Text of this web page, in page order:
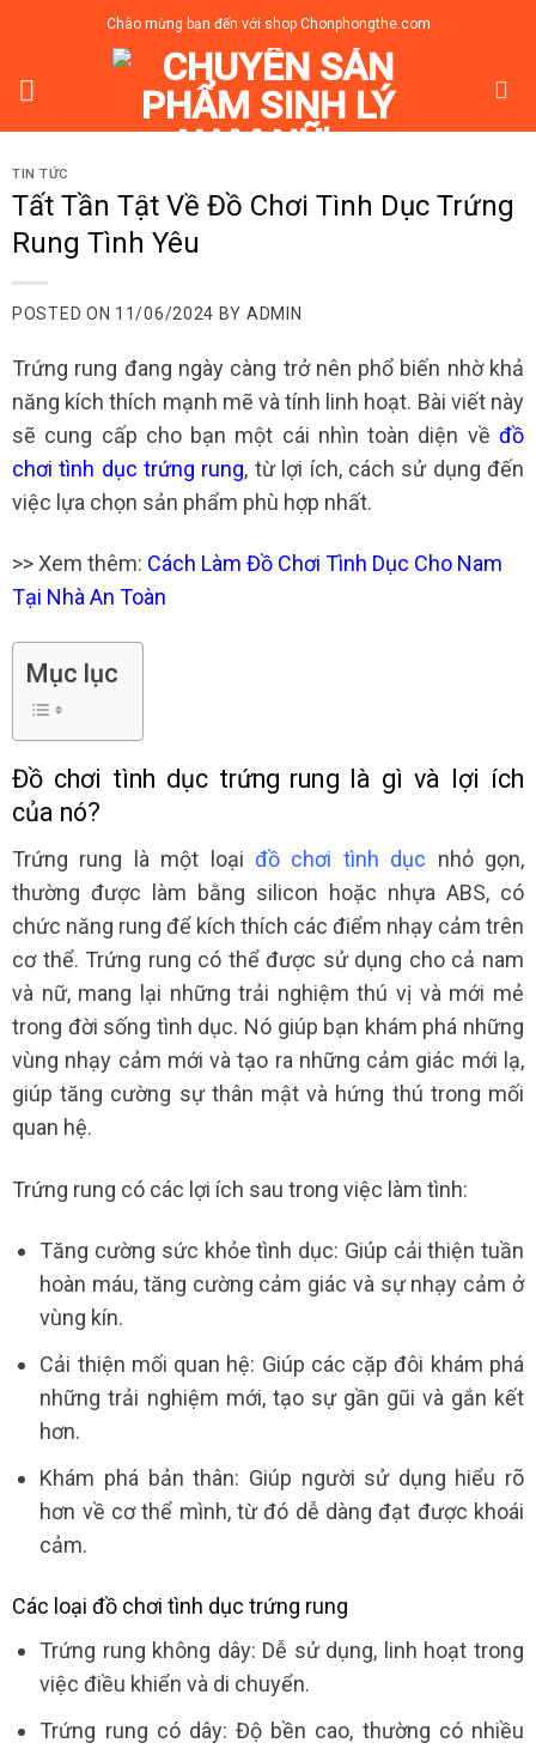
Chào mừng bạn đến với shop Chonphongthe.com
TIN TỨC
Tất Tần Tật Về Đồ Chơi Tình Dục Trứng
Rung Tình Yêu
POSTED ON 11/06/2024 BY ADMIN
Trứng rung đang ngày càng trở nên phổ biến nhờ khả
năng kích thích mạnh mẽ và tính linh hoạt. Bài viết này
sẽ cung cấp cho bạn một cái nhìn toàn diện về đồ
chơi tình dục trứng rung, từ lợi ích, cách sử dụng đến
việc lựa chọn sản phẩm phù hợp nhất.
>> Xem thêm: Cách Làm Đồ Chơi Tình Dục Cho Nam
Tại Nhà An Toàn
Mục lục
Đồ chơi tình dục trứng rung là gì và lợi ích
của nó?
Trứng rung là một loại đồ chơi tình dục nhỏ gọn,
thường được làm bằng silicon hoặc nhựa ABS, có
chức năng rung để kích thích các điểm nhạy cảm trên
cơ thể. Trứng rung có thể được sử dụng cho cả nam
và nữ, mang lại những trải nghiệm thú vị và mới mẻ
trong đời sống tình dục. Nó giúp bạn khám phá những
vùng nhạy cảm mới và tạo ra những cảm giác mới lạ,
giúp tăng cường sự thân mật và hứng thú trong mối
quan hệ.
Trứng rung có các lợi ích sau trong việc làm tình:
Tăng cường sức khỏe tình dục: Giúp cải thiện tuần
hoàn máu, tăng cường cảm giác và sự nhạy cảm ở
vùng kín.
Cải thiện mối quan hệ: Giúp các cặp đôi khám phá
những trải nghiệm mới, tạo sự gần gũi và gắn kết
hơn.
Khám phá bản thân: Giúp người sử dụng hiểu rõ
hơn về cơ thể mình, từ đó dễ dàng đạt được khoái
cảm.
Các loại đồ chơi tình dục trứng rung
Trứng rung không dây: Dễ sử dụng, linh hoạt trong
việc điều khiển và di chuyển.
Trứng rung có dây: Độ bền cao, thường có nhiều